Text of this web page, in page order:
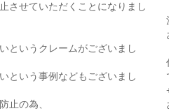
させていただくことになりまし
というクレームがございまし
という事例などもございまし
止の為、